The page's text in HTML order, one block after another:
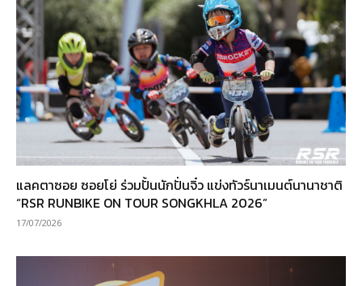
แลคตาซอย ซอยโย่ ร่วมปั้นนักปั่นจิ๋ว แข่งทัวร์นาเมนต์นานาชาติ
“RSR RUNBIKE ON TOUR SONGKHLA 2026”
17/07/2026